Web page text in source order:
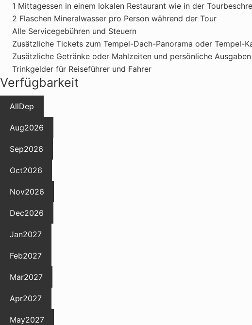
1 Mittagessen in einem lokalen Restaurant wie in der
2 Flaschen Mineralwasser pro Person während der Tour
Alle Servicegebühren und Steuern
Zusätzliche Tickets zum Tempel-Dach-Panorama oder Tempel-
Zusätzliche Getränke oder Mahlzeiten und persönliche Ausgaben
Trinkgelder für Reiseführer und Fahrer
Verfügbarkeit
AllDep
Aug2026
Sep2026
Oct2026
Nov2026
Dec2026
Jan2027
Feb2027
Mar2027
Apr2027
May2027